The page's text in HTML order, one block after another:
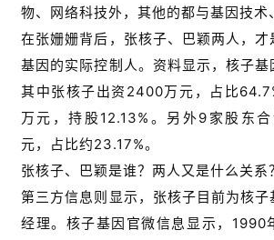
物、网络科技外，其他的都与基因技术
在张姗姗背后，张核子、巴颖两人，
基因的实际控制人。资料显示，核子基
其中张核子出资2400万元，占比
万元，持股12.13%。另外9家股东
元，占比约23.17%。
张核子、巴颖是谁？两人又是什么关系？
第三方信息则显示，张核子目前为核
经理。核子基因官微信息显示，1990